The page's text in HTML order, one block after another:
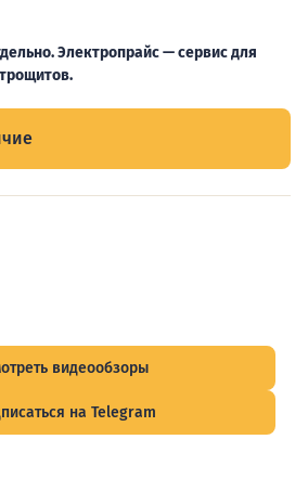
Электропрайс — сервис для
видеообзоры
на Telegram